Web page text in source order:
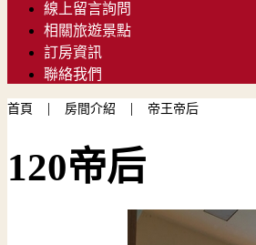
線上留言詢問
相關旅遊景點
訂房資訊
聯絡我們
首頁 | 房間介紹 | 帝王帝后
120帝后